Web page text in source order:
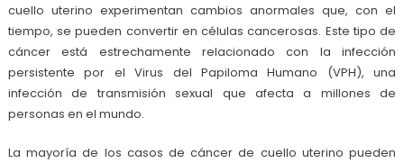
cuello uterino experimentan cambios anormales que, con el
tiempo, se pueden convertir en células cancerosas. Este tipo de
cáncer está estrechamente relacionado con la infección
persistente por el Virus del Papiloma Humano (VPH), una
infección de transmisión sexual que afecta a millones de
personas en el mundo.
La mayoría de los casos de cáncer de cuello uterino pueden